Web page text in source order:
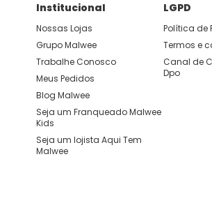
Institucional
Nossas Lojas
Grupo Malwee
Trabalhe Conosco
Meus Pedidos
Blog Malwee
Seja um Franqueado Malwee
Kids
Seja um lojista Aqui Tem
Malwee
LGPD
Política de
Termos e
Canal de
Dpo